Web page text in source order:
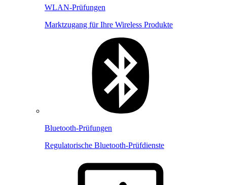
WLAN-Prüfungen
Marktzugang für Ihre Wireless Produkte
Bluetooth-Prüfungen
Regulatorische Bluetooth-Prüfdienste